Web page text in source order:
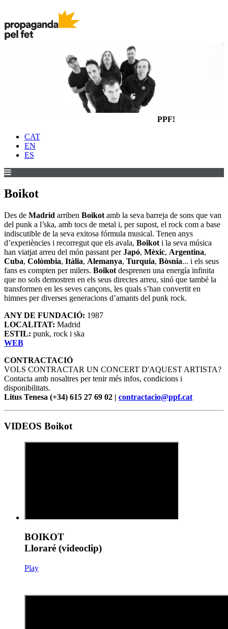
PPF!
CAT
EN
ES
Boikot
Des de Madrid arriben Boikot amb la seva barreja de sons que van
del punk a l’ska, amb tocs de metal i, per supost, el rock com a base
indiscutible de la seva exitosa fórmula musical. Tenen anys
d’experiències i recorregut que els avala, Boikot i la seva música
han viatjat arreu del món passant perJapó, Mèxic, Argentina,
Cuba, Colòmbia, Itàlia, Alemanya, Turquia, Bòsnia... i els seus
fans es compten per milers. Boikot desprenen una energía infinita
que no sols demostren en els seus directes arreu, sinó que també la
transformen en les seves cançons, les quals s’han convertit en
himnes per diverses generacions d’amants del punk rock.
ANY DE FUNDACIÓ: 1987
LOCALITAT: Madrid
ESTIL: punk, rock i ska
WEB
CONTRACTACIÓ
VOLS CONTRACTAR UN CONCERT D'AQUEST ARTISTA?
Contacta amb nosaltres per tenir més infos, condicions i
disponibilitats.
Litus Tenesa (+34) 615 27 69 02 | contractacio@ppf.cat
VIDEOS Boikot
BOIKOT
Lloraré (videoclip)
Play